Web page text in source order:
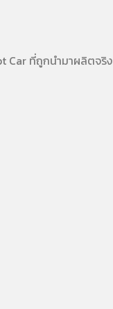
Car ที่ถูกนำมาผลิตจริง